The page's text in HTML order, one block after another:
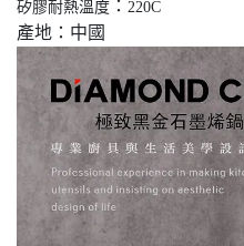
矽膠耐熱溫度 ： 220C
產地：中國